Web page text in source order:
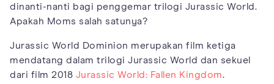
dinanti-nanti bagi penggemar trilogi Jurassic World.
Apakah Moms salah satunya?
Jurassic World Dominion merupakan film ketiga
mendatang dalam trilogi Jurassic World dan sekuel
dari film 2018 Jurassic World: Fallen Kingdom.